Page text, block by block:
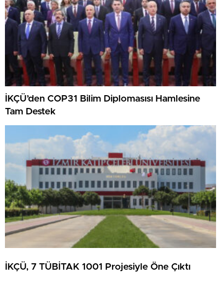
İKÇÜ’den COP31 Bilim Diplomasısı Hamlesine
Tam Destek
İKÇÜ, 7 TÜBİTAK 1001 Projesiyle Öne Çıktı